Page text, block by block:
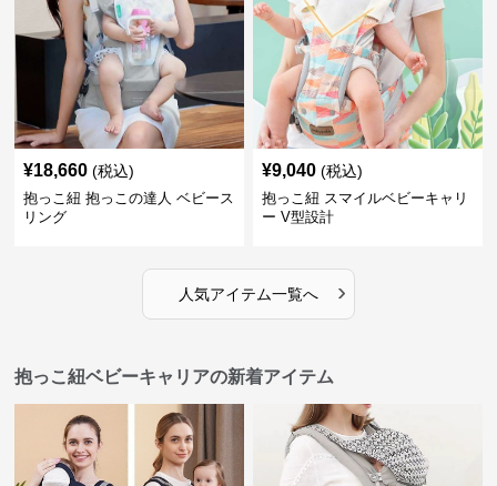
¥18,660 (税込)
抱っこ紐 抱っこの達人 ベビース
リング
¥9,040 (税込)
抱っこ紐 スマイルベビーキャリ
ー V型設計
人気アイテム一覧へ ›
抱っこ紐ベビーキャリアの新着アイテム